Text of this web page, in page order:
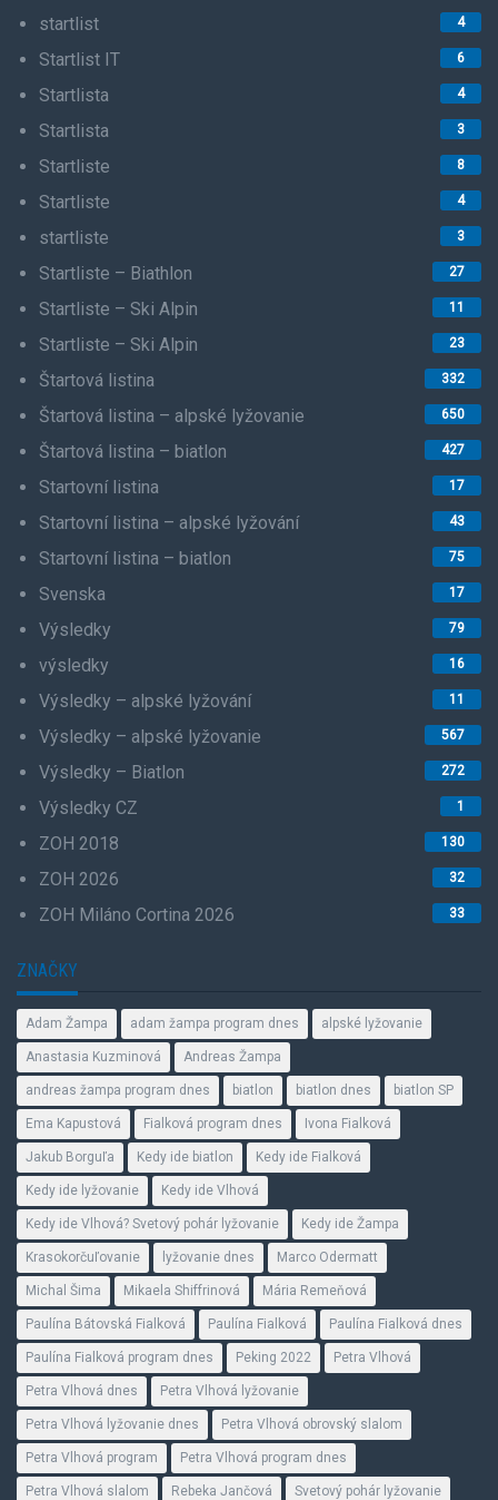
startlist 4
Startlist IT 6
Startlista 4
Startlista 3
Startliste 8
Startliste 4
startliste 3
Startliste – Biathlon 27
Startliste – Ski Alpin 11
Startliste – Ski Alpin 23
Štartová listina 332
Štartová listina – alpské lyžovanie 650
Štartová listina – biatlon 427
Startovní listina 17
Startovní listina – alpské lyžování 43
Startovní listina – biatlon 75
Svenska 17
Výsledky 79
výsledky 16
Výsledky – alpské lyžování 11
Výsledky – alpské lyžovanie 567
Výsledky – Biatlon 272
Výsledky CZ 1
ZOH 2018 130
ZOH 2026 32
ZOH Miláno Cortina 2026 33
ZNAČKY
Adam Žampa adam žampa program dnes alpské lyžovanie
Anastasia Kuzminová Andreas Žampa
andreas žampa program dnes biatlon biatlon dnes biatlon SP
Ema Kapustová Fialková program dnes Ivona Fialková
Jakub Borguľa Kedy ide biatlon Kedy ide Fialková
Kedy ide lyžovanie Kedy ide Vlhová
Kedy ide Vlhová? Svetový pohár lyžovanie Kedy ide Žampa
Krasokorčuľovanie lyžovanie dnes Marco Odermatt
Michal Šima Mikaela Shiffrinová Mária Remeňová
Paulína Bátovská Fialková Paulína Fialková Paulína Fialková dnes
Paulína Fialková program dnes Peking 2022 Petra Vlhová
Petra Vlhová dnes Petra Vlhová lyžovanie
Petra Vlhová lyžovanie dnes Petra Vlhová obrovský slalom
Petra Vlhová program Petra Vlhová program dnes
Petra Vlhová slalom Rebeka Jančová Svetový pohár lyžovanie